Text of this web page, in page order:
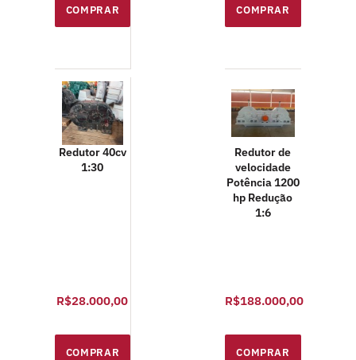
Redutor 40cv
1:30
R$28.000,00
Redutor de
velocidade
Potência 1200
hp Redução
1:6
R$188.000,00